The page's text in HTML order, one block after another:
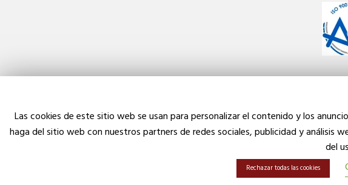
Las cookies de este sitio web se usan para personalizar el contenido y los
haga del sitio web con nuestros partners de redes sociales, publicidad y análisis
del
Rechazar todas las cookies